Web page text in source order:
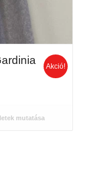
Akció!
mutatása